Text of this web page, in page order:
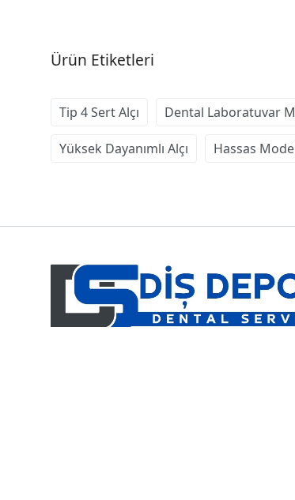
Ürün Etiketleri
Tip 4 Sert Alçı Dental Laboratuvar
Yüksek Dayanımlı Alçı Hassas Model